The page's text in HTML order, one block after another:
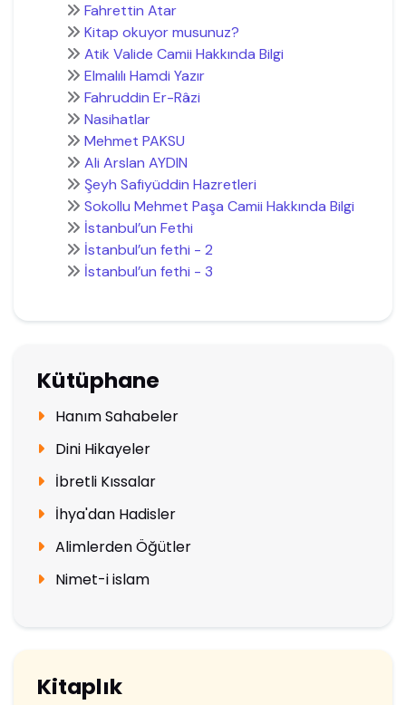
Fahrettin Atar
Kitap okuyor musunuz?
Atik Valide Camii Hakkında Bilgi
Elmalılı Hamdi Yazır
Fahruddin Er-Râzi
Nasihatlar
Mehmet PAKSU
Ali Arslan AYDIN
Şeyh Safiyüddin Hazretleri
Sokollu Mehmet Paşa Camii Hakkında Bilgi
İstanbul’un Fethi
İstanbul’un fethi - 2
İstanbul’un fethi - 3
Kütüphane
Hanım Sahabeler
Dini Hikayeler
İbretli Kıssalar
İhya'dan Hadisler
Alimlerden Öğütler
Nimet-i islam
Kitaplık